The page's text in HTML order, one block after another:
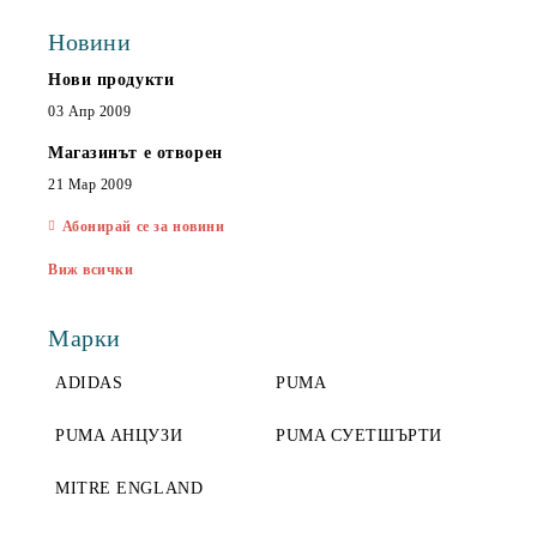
Новини
Нови продукти
03 Апр 2009
Магазинът е отворен
21 Мар 2009
Абонирай се за новини
Виж всички
Марки
ADIDAS PUMA
PUMA АНЦУЗИ PUMA СУЕТШЪРТИ
MITRE ENGLAND